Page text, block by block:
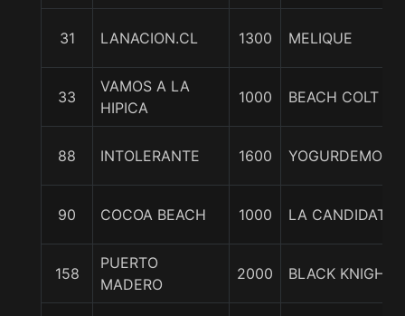
31 LANACION.CL 1300 MELIQUE
33
VAMOS A LA
HIPICA
1000 BEACH COLT
88 INTOLERANTE 1600
90 COCOA BEACH 1000 LA CANDIDATA
158
PUERTO
MADERO
2000 BLACK KNIGHT